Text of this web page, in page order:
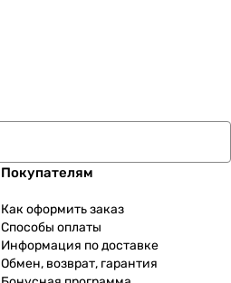
Покупателям
Как оформить заказ
Способы оплаты
Информация по доставке
Обмен, возврат, гарантия